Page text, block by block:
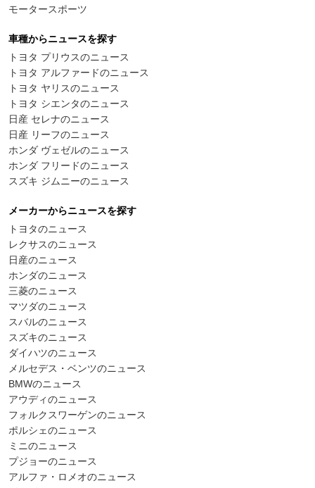
モータースポーツ
車種からニュースを探す
トヨタ プリウスのニュース
トヨタ アルファードのニュース
トヨタ ヤリスのニュース
トヨタ シエンタのニュース
日産 セレナのニュース
日産 リーフのニュース
ホンダ ヴェゼルのニュース
ホンダ フリードのニュース
スズキ ジムニーのニュース
メーカーからニュースを探す
トヨタのニュース
レクサスのニュース
日産のニュース
ホンダのニュース
三菱のニュース
マツダのニュース
スバルのニュース
スズキのニュース
ダイハツのニュース
メルセデス・ベンツのニュース
BMWのニュース
アウディのニュース
フォルクスワーゲンのニュース
ポルシェのニュース
ミニのニュース
プジョーのニュース
アルファ・ロメオのニュース